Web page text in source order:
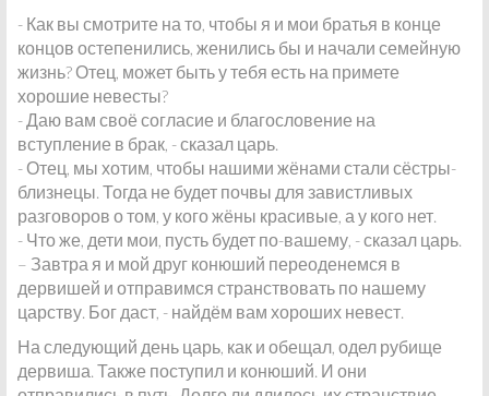
- Как вы смотрите на то, чтобы я и мои братья в конце
концов остепенились, женились бы и начали семейную
жизнь? Отец, может быть у тебя есть на примете
хорошие невесты?
- Даю вам своё согласие и благословение на
вступление в брак, - сказал царь.
- Отец, мы хотим, чтобы нашими жёнами стали сёстры-
близнецы. Тогда не будет почвы для завистливых
разговоров о том, у кого жёны красивые, а у кого нет.
- Что же, дети мои, пусть будет по-вашему, - сказал царь.
– Завтра я и мой друг конюший переоденемся в
дервишей и отправимся странствовать по нашему
царству. Бог даст, - найдём вам хороших невест.
На следующий день царь, как и обещал, одел рубище
дервиша. Также поступил и конюший. И они